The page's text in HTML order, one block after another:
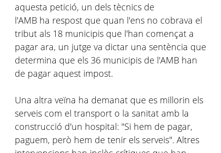
aquesta petició, un dels tècnics de
l'AMB ha respost que quan l'ens no cobrava el
tribut als 18 municipis que l'han començat a
pagar ara, un jutge va dictar una sentència que
determina que els 36 municipis de l'AMB han
de pagar aquest impost.
Una altra veïna ha demanat que es millorin els
serveis com el transport o la sanitat amb la
construcció d'un hospital: "Si hem de pagar,
paguem, però hem de tenir els serveis". Altres